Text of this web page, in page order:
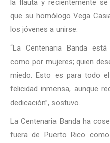
la flauta y recientemente
que su homólogo Vega
los jóvenes a unirse.
“La Centenaria Banda
como por mujeres; quien
miedo. Esto es para todo
felicidad inmensa, aunque
dedicación”, sostuvo.
La Centenaria Banda ha
fuera de Puerto Rico